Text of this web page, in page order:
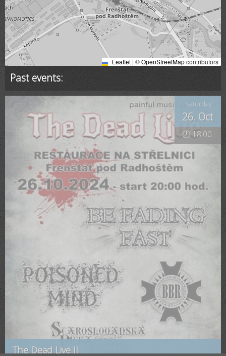
Leaflet | ©OpenStreetMapcontributors
Past events:
Saturday
26. Oct
🕗 18:00
The Dead Live II